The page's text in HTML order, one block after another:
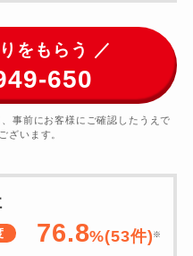
をもらう ／
650
事前にお客様にご確認したうえで
ざいます。
76.8%(53件) ※